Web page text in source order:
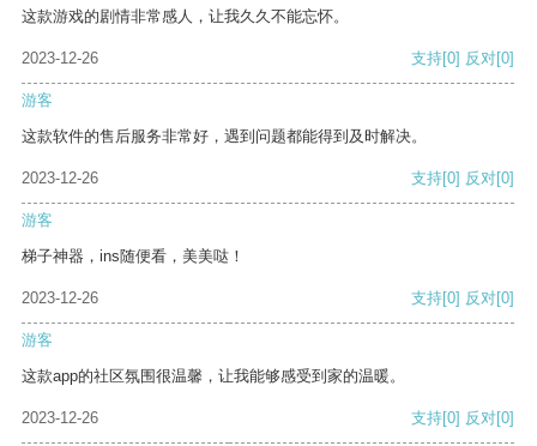
这款游戏的剧情非常感人，让我久久不能忘怀。
2023-12-26 支持[0] 反对[0]
游客
这款软件的售后服务非常好，遇到问题都能得到及时解决。
2023-12-26 支持[0] 反对[0]
游客
梯子神器，ins随便看，美美哒！
2023-12-26 支持[0] 反对[0]
游客
这款app的社区氛围很温馨，让我能够感受到家的温暖。
2023-12-26 支持[0] 反对[0]